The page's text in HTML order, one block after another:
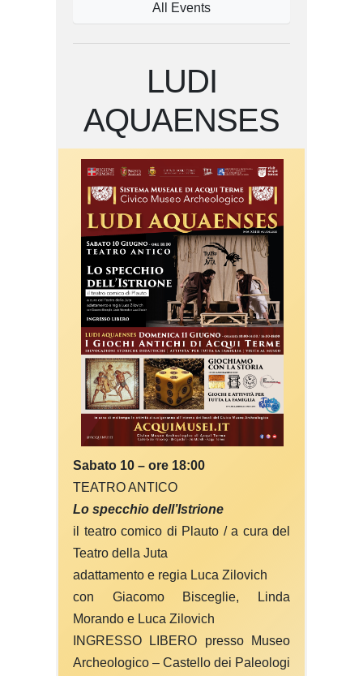
All Events
LUDI
AQUAENSES
Sabato 10 – ore 18:00
TEATRO ANTICO
Lo specchio dell’Istrione
il teatro comico di Plauto / a cura del
Teatro della Juta
adattamento e regia Luca Zilovich
con Giacomo Bisceglie, Linda
Morando e Luca Zilovich
INGRESSO LIBERO presso Museo
Archeologico – Castello dei Paleologi